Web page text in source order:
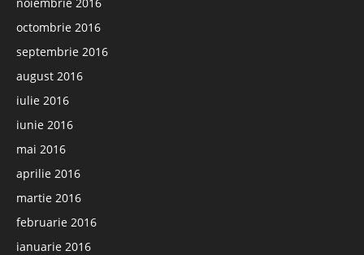
octombrie 2016
septembrie 2016
august 2016
iulie 2016
iunie 2016
mai 2016
aprilie 2016
martie 2016
februarie 2016
ianuarie 2016